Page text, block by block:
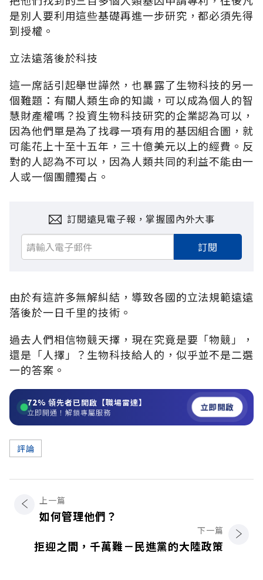
是別人要利用這些基礎再進一步研究，都必須先得
到授權。
立法遠落後於科技
這一席話引起舉世譁然，也暴露了生物科技的另一
個難題：有關人類生命的知識，可以成為個人的智
慧財產權嗎？投資生物科技研究的企業認為可以，
因為他們單是為了找尋一項有用的基因組合圖，就
可能花上十至十五年，三十億美元以上的經費。反
對的人認為不可以，因為人類共同的利益不能由一
人或一個團體獨占。
訂閱遠見電子報，掌握國內外大事
訂閱
由於有這許多無解糾結，導致各國的立法規範遠遠
落後於一日千里的技術。
過去人們相信物競天擇，現在究竟是要「物競」，
還是「人擇」？生物科技給人的，似乎並不是二選
一的答案。
72% 領先者已開啟【職場雷達】
立即開通！解鎖專屬服務 立即開啟
評論
上一篇
如何管理他們？
下一篇
拒迎之間，千萬難－民進黨的大陸政策